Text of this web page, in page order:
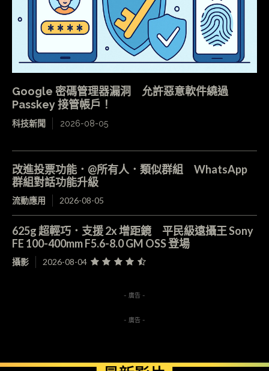
Google 密碼管理器漏洞 允許惡意軟件繞過
Passkey 接管帳戶！
科技新聞 2026-08-05
改進投票功能．@所有人．類似群組 WhatsApp
群組對話功能升級
流動應用 2026-08-05
625g 超輕巧．支援 2x 增距鏡 平民級遠攝王 Sony
FE 100-400mm F5.6-8.0 GM OSS 登場
攝影 2026-08-04
- 廣告 -
- 廣告 -